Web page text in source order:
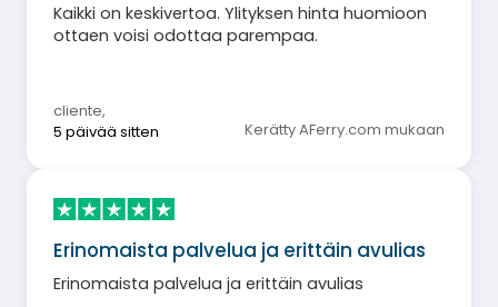
Kaikki on keskivertoa. Ylityksen hinta huomioon
ottaen voisi odottaa parempaa.
cliente,
5 päivää sitten
Kerätty AFerry.com mukaan
Erinomaista palvelua ja erittäin avulias
Erinomaista palvelua ja erittäin avulias